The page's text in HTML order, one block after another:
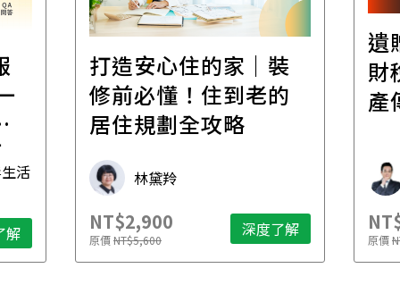
活
解
打造安心住的家｜裝
修前必懂！住到老的
居住規劃全攻略
林黛羚
NT$2,900
原價NT$5,600 深度了解
遺
財
產
原價